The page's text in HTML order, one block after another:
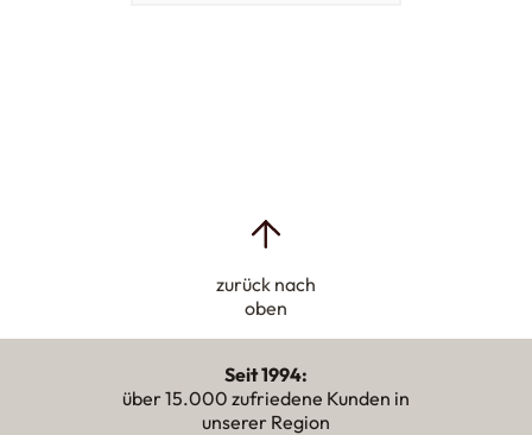
zurück nach
oben
Seit 1994:
über 15.000 zufriedene Kunden in
unserer Region